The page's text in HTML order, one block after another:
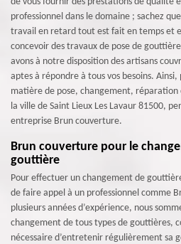
professionnel dans le domaine ; sachez
travail en retard tout est fait en temps et
concevoir des travaux de pose de
avons à notre disposition des artisans
aptes à répondre à tous vos besoins. Ainsi,
matière de pose, changement,
la ville de Saint Lieux Les Lavaur 81500,
entreprise Brun couverture.
Brun couverture pour le
gouttière
Pour effectuer un changement de
de faire appel à un professionnel comme
plusieurs années d’expérience, nous
changement de tous types de gouttières,
nécessaire d’entretenir régulièrement sa